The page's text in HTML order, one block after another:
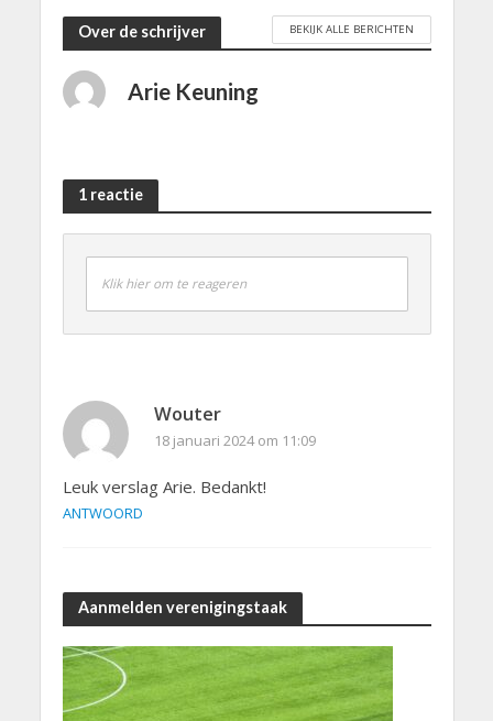
Over de schrijver BEKIJK ALLE BERICHTEN
Arie Keuning
1 reactie
Klik hier om te reageren
Wouter
18 januari 2024 om 11:09
Leuk verslag Arie. Bedankt!
ANTWOORD
Aanmelden verenigingstaak